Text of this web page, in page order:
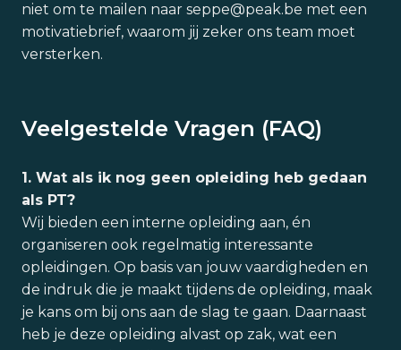
niet om te mailen naar seppe@peak.be met een
motivatiebrief, waarom jij zeker ons team moet
versterken.
Veelgestelde Vragen (FAQ)
1. Wat als ik nog geen opleiding heb gedaan
als PT?
Wij bieden een interne opleiding aan, én
organiseren ook regelmatig interessante
opleidingen. Op basis van jouw vaardigheden en
de indruk die je maakt tijdens de opleiding, maak
je kans om bij ons aan de slag te gaan. Daarnaast
heb je deze opleiding alvast op zak, wat een